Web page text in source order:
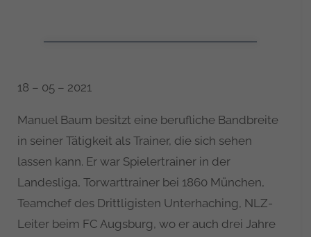
18 – 05 – 2021
Manuel Baum besitzt eine berufliche Bandbreite
in seiner Tätigkeit als Trainer, die sich sehen
lassen kann. Er war Spielertrainer in der
Landesliga, Torwarttrainer bei 1860 München,
Teamchef des Drittligisten Unterhaching, NLZ-
Leiter beim FC Augsburg, wo er auch drei Jahre